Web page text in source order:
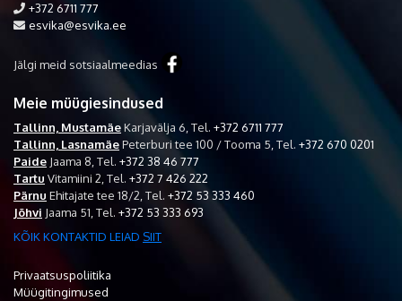
+372 6711 777
esvika@esvika.ee
Jälgi meid sotsiaalmeedias
Meie müügiesindused
Tallinn, MustamäeKarjavälja 6, Tel. +372 6711 777
Tallinn, LasnamäePeterburi tee 100 / Tooma 5, Tel. +372 670 0201
Paide Jaama 8, Tel. +372 38 46 777
Tartu Vitamiini 2, Tel. +372 7 426 222
Pärnu Ehitajate tee 18/2, Tel. +372 53 333 460
Jõhvi Jaama 51, Tel. +372 53 333 693
KÕIK KONTAKTID LEIAD SIIT
Privaatsuspoliitika
Müügitingimused